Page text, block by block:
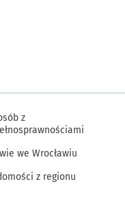
z
we Wrocławiu
z regionu